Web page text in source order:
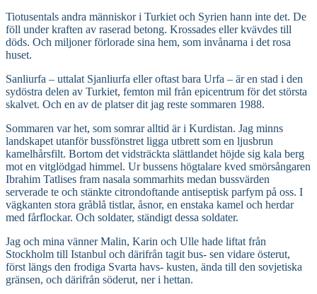
Tiotusentals andra människor i Turkiet och Syrien hann inte det. De
föll under kraften av raserad betong. Krossades eller kvävdes till
döds. Och miljoner förlorade sina hem, som invånarna i det rosa
huset.
Sanliurfa – uttalat Sjanliurfa eller oftast bara Urfa – är en stad i den
sydöstra delen av Turkiet, femton mil från epicentrum för det största
skalvet. Och en av de platser dit jag reste sommaren 1988.
Sommaren var het, som somrar alltid är i Kurdistan. Jag minns
landskapet utanför bussfönstret ligga utbrett som en ljusbrun
kamelhårsfilt. Bortom det vidsträckta slättlandet höjde sig kala berg
mot en vitglödgad himmel. Ur bussens högtalare kved smörsångaren
Ibrahim Tatlises fram nasala sommarhits medan bussvärden
serverade te och stänkte citrondoftande antiseptisk parfym på oss. I
vägkanten stora gråblå tistlar, åsnor, en enstaka kamel och herdar
med fårflockar. Och soldater, ständigt dessa soldater.
Jag och mina vänner Malin, Karin och Ulle hade liftat från
Stockholm till Istanbul och därifrån tagit bus- sen vidare österut,
först längs den frodiga Svarta havs- kusten, ända till den sovjetiska
gränsen, och därifrån söderut, ner i hettan.